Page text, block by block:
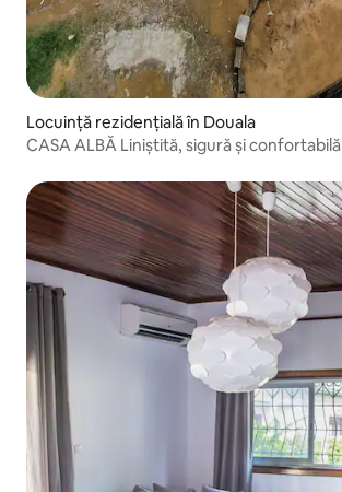
Locuință rezidențială în Douala
CASA ALBĂ Liniștită, sigură și confortabilă